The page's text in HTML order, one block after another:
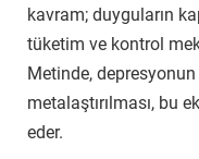
kavram; duyguların
tüketim ve kontrol
Metinde, depresyonun
metalaştırılması, bu
eder.